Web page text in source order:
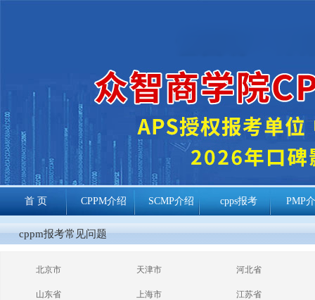
首 页 CPPM介绍 SCMP介绍 cpps报考 PMP
cppm报考常见问题
北京市 天津市 河北省
山东省 上海市 江苏省